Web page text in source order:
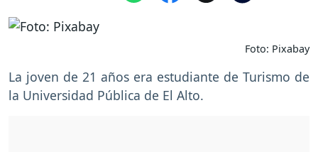
Foto: Pixabay
La joven de 21 años era estudiante de Turismo de
la Universidad Pública de El Alto.